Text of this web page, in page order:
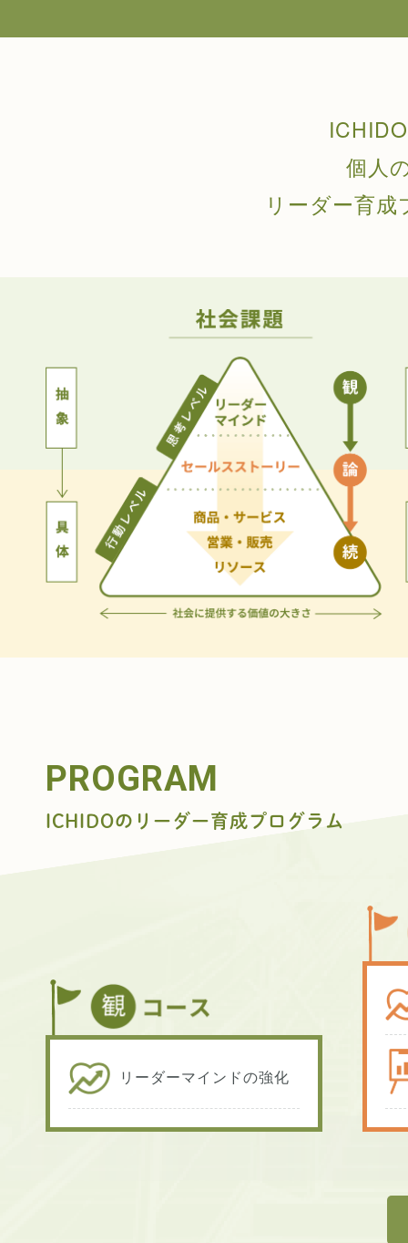
個人
リーダー育
PROGRAM
ICHIDOのリーダー育成プログラム
リーダーマインドの強化